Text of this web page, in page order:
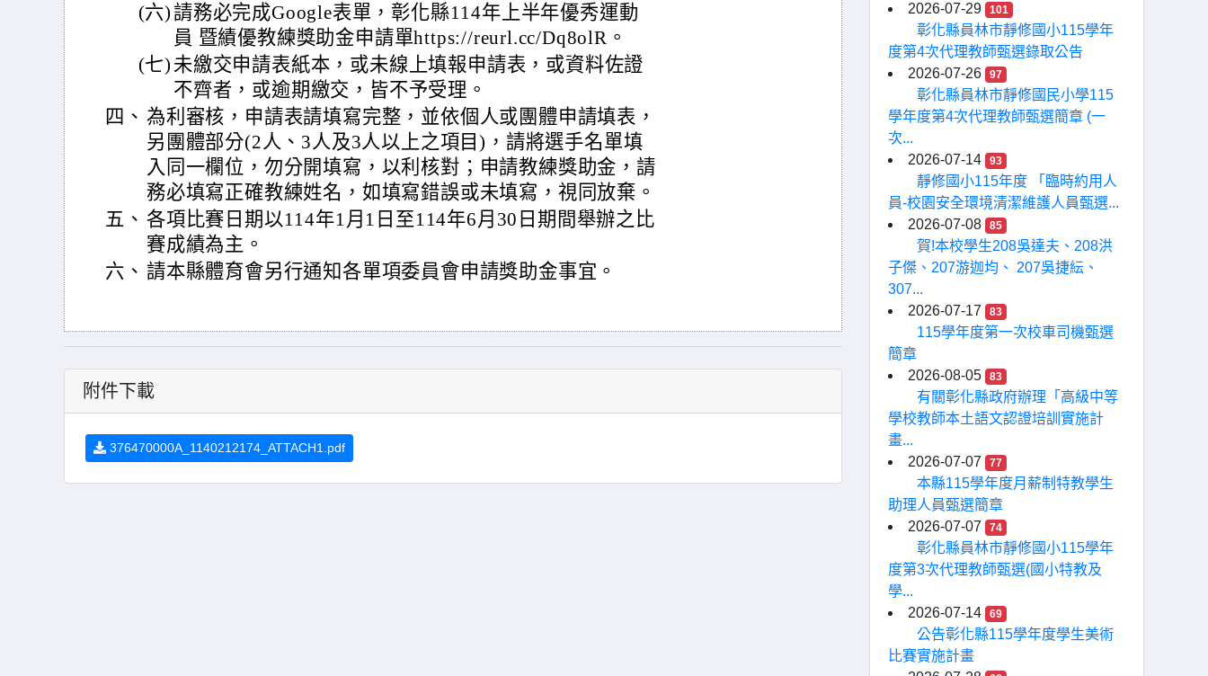
(六) 請務必完成Google表單，彰化縣114年上半年優秀運動
員 暨績優教練獎助金申請單https://reurl.cc/Dq8olR。
(七) 未繳交申請表紙本，或未線上填報申請表，或資料佐證
不齊者，或逾期繳交，皆不予受理。
四、 為利審核，申請表請填寫完整，並依個人或團體申請填表，
另團體部分(2人、3人及3人以上之項目)，請將選手名單填
入同一欄位，勿分開填寫，以利核對；申請教練獎助金，請
務必填寫正確教練姓名，如填寫錯誤或未填寫，視同放棄。
五、 各項比賽日期以114年1月1日至114年6月30日期間舉辦之比
賽成績為主。
六、 請本縣體育會另行通知各單項委員會申請獎助金事宜。
附件下載
376470000A_1140212174_ATTACH1.pdf
2026-07-29
101
彰化縣員林市靜修國小115學年
度第4次代理教師甄選錄取公告
2026-07-26
97
彰化縣員林市靜修國民小學115
學年度第4次代理教師甄選簡章 (一
次...
2026-07-14
93
靜修國小115年度 「臨時約用人
員-校園安全環境清潔維護人員甄選...
2026-07-08
85
賀!本校學生208吳達夫、208洪
子傑、207游迦均、 207吳捷紜、
307...
2026-07-17
83
115學年度第一次校車司機甄選
簡章
2026-08-05
83
有關彰化縣政府辦理「高級中等
學校教師本土語文認證培訓實施計
畫...
2026-07-07
77
本縣115學年度月薪制特教學生
助理人員甄選簡章
2026-07-07
74
彰化縣員林市靜修國小115學年
度第3次代理教師甄選(國小特教及
學...
2026-07-14
69
公告彰化縣115學年度學生美術
比賽實施計畫